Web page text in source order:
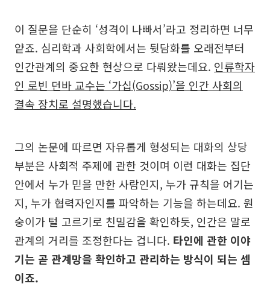
이 질문을 단순히 ‘성격이 나빠서’라고 정리하면 너무
얕죠. 심리학과 사회학에서는 뒷담화를 오래전부터
인간관계의 중요한 현상으로 다뤄왔는데요. 인류학자
인 로빈 던바 교수는 ‘가십(Gossip)’을 인간 사회의
결속 장치로 설명했습니다.
그의 논문에 따르면 자유롭게 형성되는 대화의 상당
부분은 사회적 주제에 관한 것이며 이런 대화는 집단
안에서 누가 믿을 만한 사람인지, 누가 규칙을 어기는
지, 누가 협력자인지를 파악하는 기능을 하는데요. 원
숭이가 털 고르기로 친밀감을 확인하듯, 인간은 말로
관계의 거리를 조정한다는 겁니다. 타인에 관한 이야
기는 곧 관계망을 확인하고 관리하는 방식이 되는 셈
이죠.